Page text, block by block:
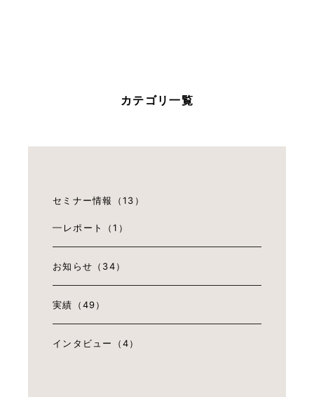
カテゴリ一覧
セミナー情報（13）
レポート（1）
お知らせ（34）
実績（49）
インタビュー（4）